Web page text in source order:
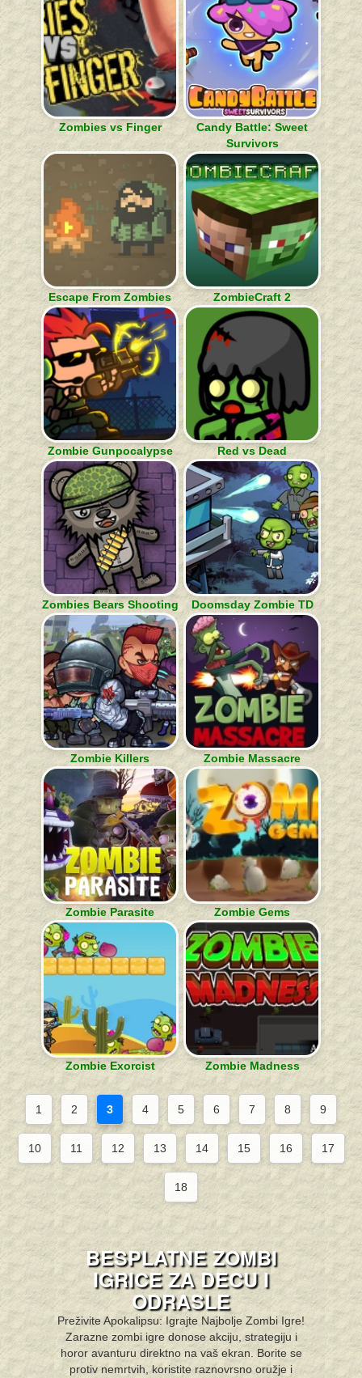
Zombies vs Finger
Candy Battle: Sweet
Survivors
Escape From Zombies ZombieCraft 2
Zombie Gunpocalypse Red vs Dead
Zombies Bears Shooting Doomsday Zombie TD
Zombie Killers Zombie Massacre
Zombie Parasite Zombie Gems
Zombie Exorcist Zombie Madness
1 2 3 4 5 6 7 8 9
10 11 12 13 14 15 16 17
18
BESPLATNE ZOMBI
IGRICE ZA DECU I
ODRASLE
Preživite Apokalipsu: Igrajte Najbolje Zombi Igre!
Zarazne zombi igre donose akciju, strategiju i
horor avanturu direktno na vaš ekran. Borite se
protiv nemrtvih, koristite raznovrsno oružje i